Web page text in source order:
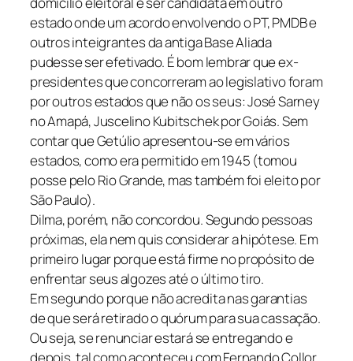
estado onde um acordo envolvendo o PT, PMDB e
outros inteigrantes da antiga Base Aliada
pudesse ser efetivado. É bom lembrar que ex-
presidentes que concorreram ao legislativo foram
por outros estados que não os seus: José Sarney
no Amapá, Juscelino Kubitschek por Goiás. Sem
contar que Getúlio apresentou-se em vários
estados, como era permitido em 1945 (tomou
posse pelo Rio Grande, mas também foi eleito por
São Paulo).
Dilma, porém, não concordou. Segundo pessoas
próximas, ela nem quis considerar a hipótese. Em
primeiro lugar porque está firme no propósito de
enfrentar seus algozes até o último tiro.
Em segundo porque não acredita nas garantias
de que será retirado o quórum para sua cassação.
Ou seja, se renunciar estará se entregando e